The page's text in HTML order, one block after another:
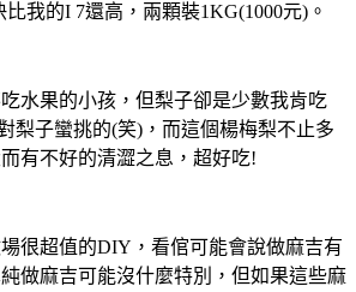
我的I 7還高，兩顆裝1KG(1000元)。
水果的小孩，但梨子卻是少數我肯吃
梨子蠻挑的(笑)，而這個楊梅梨不止多
有不好的清澀之息，超好吃!
很超值的DIY，看倌可能會說做麻吉有
做麻吉可能沒什麼特別，但如果這些麻